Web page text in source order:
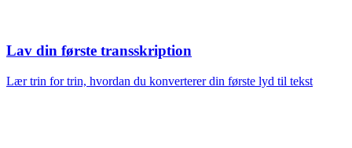
Lav din første transskription
Lær trin for trin, hvordan du konverterer din første lyd til tekst